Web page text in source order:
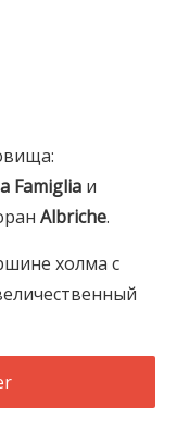
Famiglia и
Albriche.
холма с